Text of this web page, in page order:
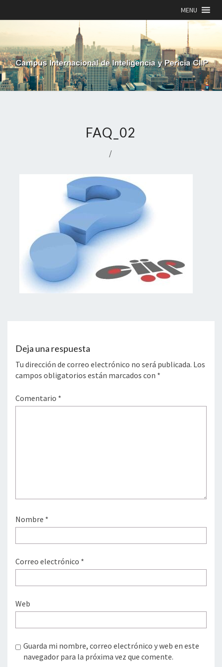
MENU
FAQ_02
/
Deja una respuesta
Tu dirección de correo electrónico no será publicada. Los
campos obligatorios están marcados con *
Comentario *
Nombre *
Correo electrónico *
Web
Guarda mi nombre, correo electrónico y web en este
navegador para la próxima vez que comente.